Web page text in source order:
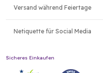
Versand während Feiertage
Netiquette für Social Media
Sicheres Einkaufen